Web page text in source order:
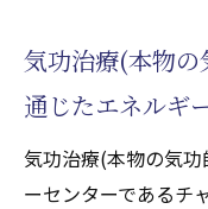
気功治療(本物
通じたエネルギ
気功治療(本物の気
ーセンターであるチ